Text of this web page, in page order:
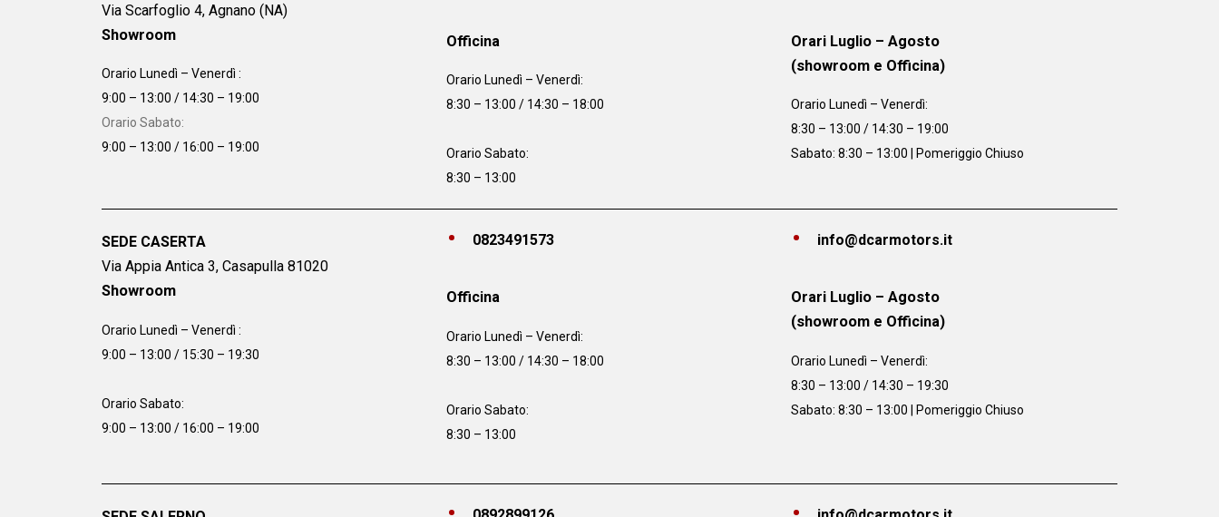
Via Scarfoglio 4, Agnano (NA)
Showroom
Orario Lunedì – Venerdì :
9:00 – 13:00 / 14:30 – 19:00
Orario Sabato:
9:00 – 13:00 / 16:00 – 19:00
Officina
Orario Lunedì – Venerdì:
8:30 – 13:00 / 14:30 – 18:00
Orario Sabato:
8:30 – 13:00
Orari Luglio – Agosto
(showroom e Officina)
Orario Lunedì – Venerdì:
8:30 – 13:00 / 14:30 – 19:00
Sabato: 8:30 – 13:00 | Pomeriggio Chiuso
SEDE CASERTA
Via Appia Antica 3, Casapulla 81020
Showroom
Orario Lunedì – Venerdì :
9:00 – 13:00 / 15:30 – 19:30
Orario Sabato:
9:00 – 13:00 / 16:00 – 19:00
0823491573
Officina
Orario Lunedì – Venerdì:
8:30 – 13:00 / 14:30 – 18:00
Orario Sabato:
8:30 – 13:00
info@dcarmotors.it
Orari Luglio – Agosto
(showroom e Officina)
Orario Lunedì – Venerdì:
8:30 – 13:00 / 14:30 – 19:30
Sabato: 8:30 – 13:00 | Pomeriggio Chiuso